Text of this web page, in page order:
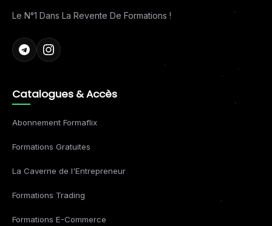
Le N°1 Dans La Revente De Formations !
Catalogues & Accès
Abonnement Formaflix
Formations Gratuites
La Caverne de l'Entrepreneur
Formations Trading
Formations E-Commerce